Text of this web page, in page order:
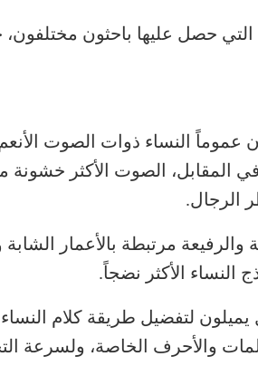
حصل عليها باحثون
النساء ذوات الصوت الأنعم
المقابل، الصوت الأكثر
الرجال.
مرتبطة بالأعمار الشابة
الأكثر نضجاً.
لتفضيل طريقة كلام النساء
والأحرف الخاصة، ولسرعة